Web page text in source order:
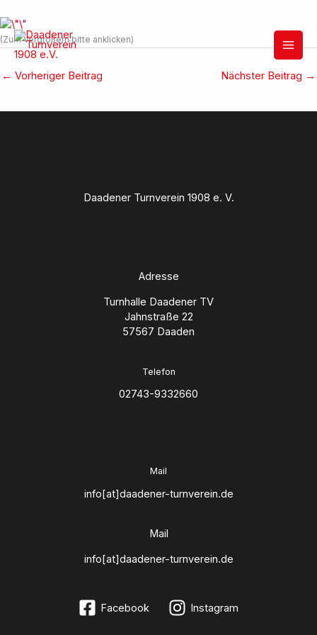
Zum
Inhalt
springen
(Zum Vergrößern bitte anklicken)
← Vorheriger Beitrag Nächster Beitrag →
Daadener Turnverein 1908 e. V.
Adresse
Turnhalle Daadener TV
Jahnstraße 22
57567 Daaden
Telefon
02743-9332660
Mail
info[at]daadener-turnverein.de
Mail
info[at]daadener-turnverein.de
Facebook Instagram